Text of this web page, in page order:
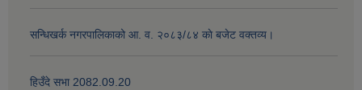
सन्धिखर्क नगरपालिकाको आ. व. २०८३/८४ काे बजेट वक्तव्य।
हिउँदे सभा 2082.09.20